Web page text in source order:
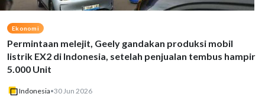
Ekonomi
Permintaan melejit, Geely gandakan produksi mobil
listrik EX2 di Indonesia, setelah penjualan tembus hampir
5.000 Unit
Indonesia•30 Jun 2026